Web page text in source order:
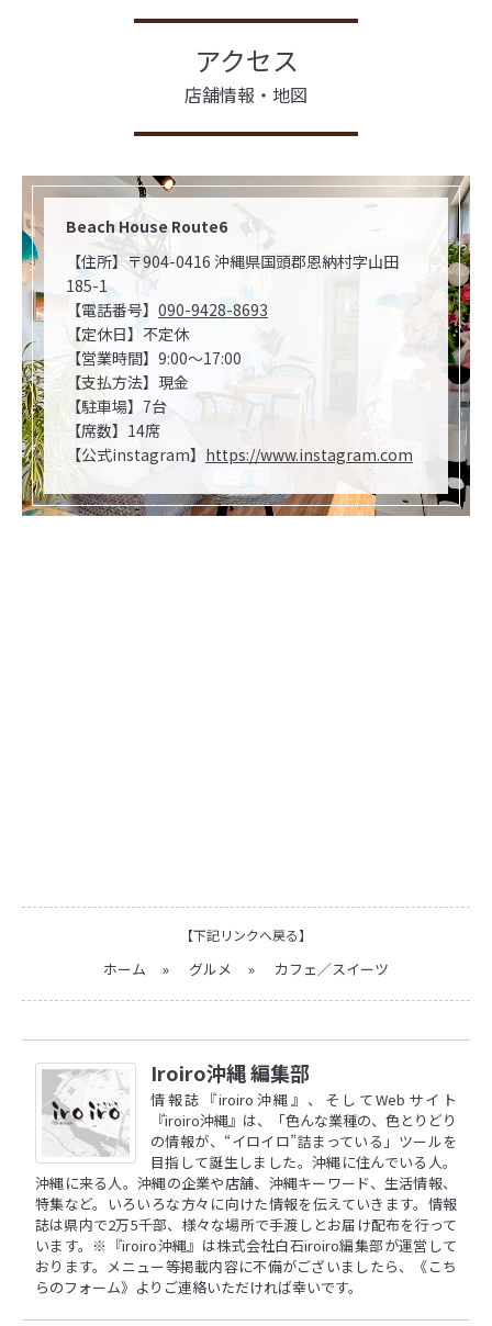
アクセス
店舗情報・地図
Beach House Route6
【住所】〒904-0416 沖縄県国頭郡恩納村字山田
185-1
【電話番号】 090-9428-8693
【定休日】不定休
【営業時間】9:00～17:00
【支払方法】現金
【駐車場】7台
【席数】14席
【公式instagram】 https://www.instagram.com
【下記リンクへ戻る】
ホーム » グルメ » カフェ／スイーツ
Iroiro沖縄 編集部
情報誌『iroiro沖縄』、そしてWebサイト
『iroiro沖縄』は、「色んな業種の、色とりどり
の情報が、“イロイロ”詰まっている」ツールを
目指して誕生しました。沖縄に住んでいる人。
沖縄に来る人。沖縄の企業や店舗、沖縄キーワード、生活情報、
特集など。いろいろな方々に向けた情報を伝えていきます。情報
誌は県内で2万5千部、様々な場所で手渡しとお届け配布を行って
います。※『iroiro沖縄』は株式会社白石iroiro編集部が運営して
おります。メニュー等掲載内容に不備がございましたら、
《こち
らのフォーム》 よりご連絡いただければ幸いです。